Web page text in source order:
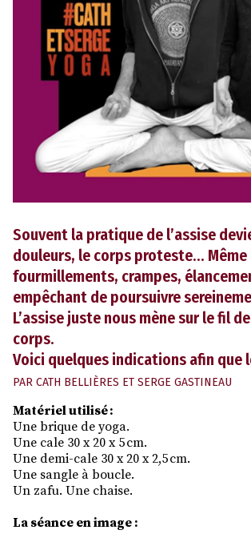
Souvent la pratique de l’assise
douleurs, le corps proteste…
fourmillements, crampes,
empêchant de poursuivre
L’assise juste nous mène sur le fil
corps.
Voici quelques indications afin que
PAR CATH BELLIÈRES ET SERGE GASTINEAU
Matériel utilisé :
Une brique de yoga.
Une cale 30 x 20 x 5 cm.
Une demi-cale 30 x 20 x 2,5 cm.
Une sangle à boucle.
Un zafu. Une chaise.
La séance en image :